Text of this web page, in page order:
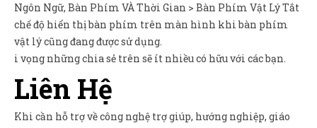
Ngôn Ngữ, Bàn Phím VÀ Thời Gian > Bàn Phím Vật Lý Tắt
chế độ hiển thị bàn phím trên màn hình khi bàn phím
vật lý cũng đang được sử dụng.
i vọng những chia sẻ trên sẽ ít nhiều có hữu với các bạn.
Liên Hệ
Khi cần hỗ trợ về công nghệ trợ giúp, hướng nghiệp, giáo